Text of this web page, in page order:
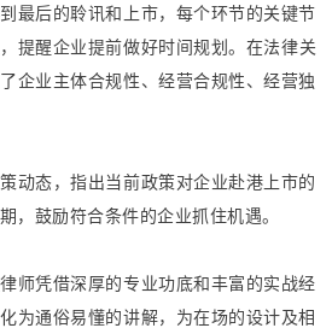
最后的聆讯和上市，每个环节的关键节
提醒企业提前做好时间规划。 在法律关
企业主体合规性、经营合规性、经营独
动态，指出当前政策对企业赴港上市的
，鼓励符合条件的企业抓住机遇。
师凭借深厚的专业功底和丰富的实战经
为通俗易懂的讲解，为在场的设计及相